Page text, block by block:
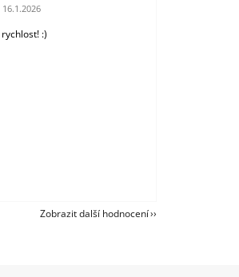
Hodnocení obchodu je 5 z 5 hvězdiček.
16.1.2026
:)
Zobrazit další hodnocení